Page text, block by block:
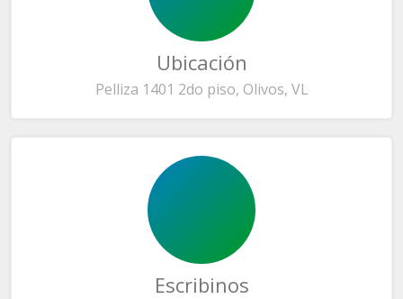
Ubicación
Pelliza 1401 2do piso, Olivos, VL
Escribinos